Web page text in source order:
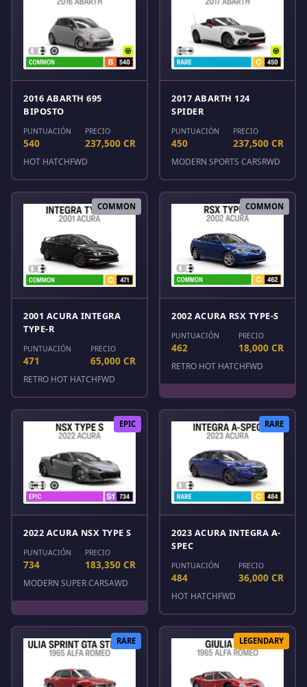
2016 ABARTH 695
BIPOSTO
PUNTUACIÓN
540
PRECIO
237,500 CR
HOT HATCHFWD
2017 ABARTH 124
SPIDER
PUNTUACIÓN
450
PRECIO
237,500 CR
MODERN SPORTS CARSRWD
COMMON
2001 ACURA INTEGRA
TYPE-R
PUNTUACIÓN
471
PRECIO
65,000 CR
RETRO HOT HATCHFWD
COMMON
2002 ACURA RSX TYPE-S
PUNTUACIÓN
462
PRECIO
18,000 CR
RETRO HOT HATCHFWD
EPIC
2022 ACURA NSX TYPE S
PUNTUACIÓN
734
PRECIO
183,350 CR
MODERN SUPER CARSAWD
RARE
2023 ACURA INTEGRA A-
SPEC
PUNTUACIÓN
484
PRECIO
36,000 CR
HOT HATCHFWD
RARE LEGENDARY